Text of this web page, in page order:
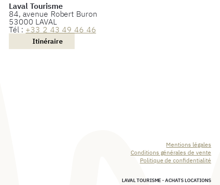
Laval Tourisme
84, avenue Robert Buron
53000 LAVAL
Tél : +33 2 43 49 46 46
Itinéraire
Mentions légales
Conditions générales de vente
Politique de confidentialité
LAVAL TOURISME - ACHATS LOCATIONS